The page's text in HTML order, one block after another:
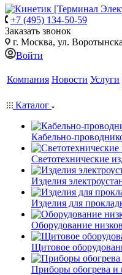
+7 (495) 134-50-59
Заказать звонок
г. Москва, ул.
Войти
Компания Новости Услуги
Каталог
Кабельно-
Светотехнические
Изделия
Изделия для
Оборудование
Щитовое
Приборы обогрева и